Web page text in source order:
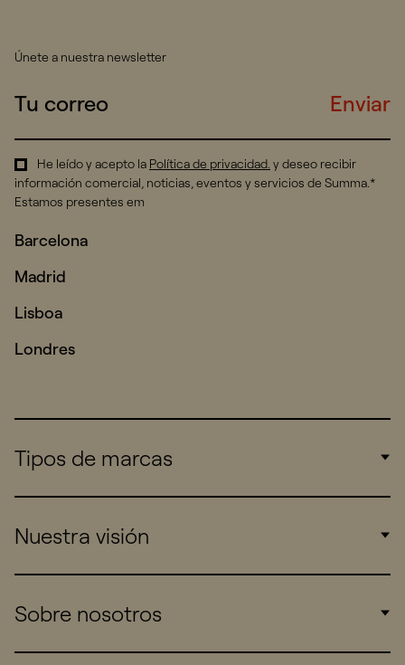
Únete a nuestra newsletter
Enviar
He leído y acepto la Política de privacidad. y deseo recibir
información comercial, noticias, eventos y servicios de Summa.*
Estamos presentes em
Barcelona
Madrid
Lisboa
Londres
Tipos de marcas
Consumers
Startups
Nuestra visión
Work
Sobre nosotros